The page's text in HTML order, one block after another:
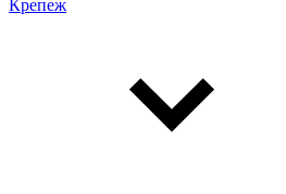
Крепеж